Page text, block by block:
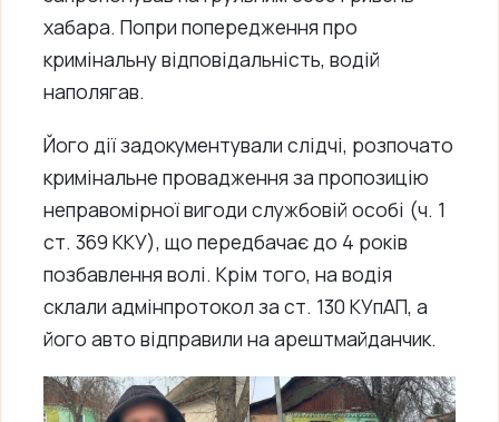
хабара. Попри попередження про
кримінальну відповідальність, водій
наполягав.
Його дії задокументували слідчі, розпочато
кримінальне провадження за пропозицію
неправомірної вигоди службовій особі (ч. 1
ст. 369 ККУ), що передбачає до 4 років
позбавлення волі. Крім того, на водія
склали адмінпротокол за ст. 130 КУпАП, а
його авто відправили на арештмайданчик.